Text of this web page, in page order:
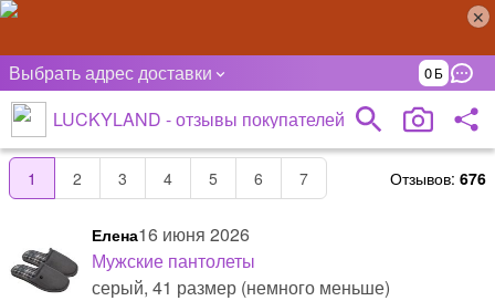
Выбрать адрес доставки 0
LUCKYLAND - отзывы покупателей
1 2 3 4 5 6 7 Отзывов: 676
Елена16 июня 2026
Мужские пантолеты
серый, 41 размер (немного меньше)